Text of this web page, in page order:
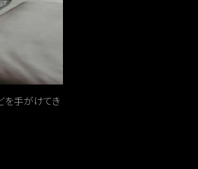
を手がけてき